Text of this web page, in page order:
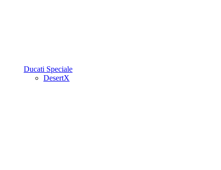
Ducati Speciale
DesertX